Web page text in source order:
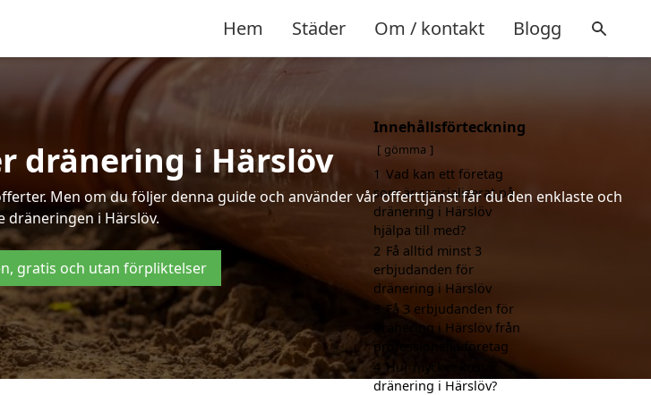
Hem Städer Om / kontakt Blogg
dränering i Härslöv
Men om du följer denna guide och använder vår offerttjänst får du den enklaste och
dräneringen i Härslöv.
gratis och utan förpliktelser
Innehållsförteckning
gömma
1 Vad kan ett företag
som är specialiserat på
dränering i Härslöv
hjälpa till med?
2 Få alltid minst 3
erbjudanden för
dränering i Härslöv
3 Få 3 erbjudanden för
dränering i Härslöv från
professionella företag
4 Hur mycket kostar
dränering i Härslöv?